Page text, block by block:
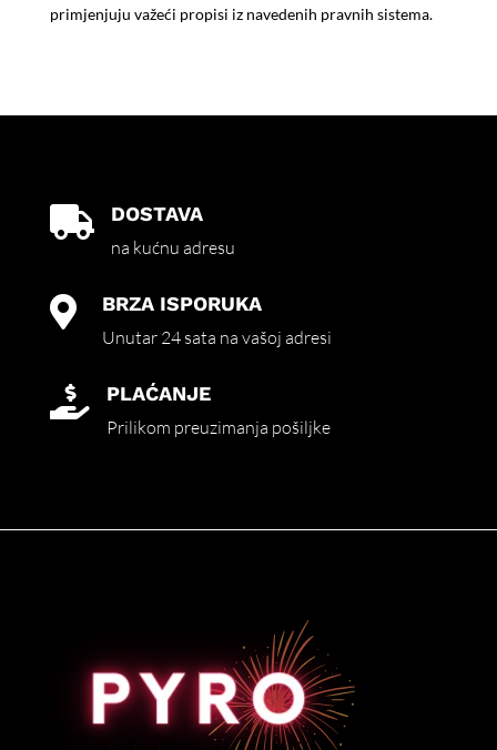
primjenjuju važeći propisi iz navedenih pravnih sistema.
 DOSTAVA
na kućnu adresu
 BRZA ISPORUKA
Unutar 24 sata na vašoj adresi
 PLAĆANJE
Prilikom preuzimanja pošiljke